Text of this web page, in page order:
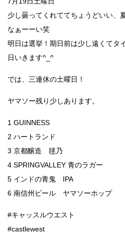
少し曇ってくれててちょうどいい、
なぁーーい笑
明日は選挙！期日前は少し遠くてタ
日いきます^_^
では、三連休の土曜日！
ヤマソー残り少しあります。
1 GUINNESS
2 ハートランド
3 京都醸造 毬乃
4 SPRINGVALLEY 青のラガー
5 インドの青鬼 IPA
6 南信州ビール ヤマソーホップ
#キャッスルウエスト
#castlewest